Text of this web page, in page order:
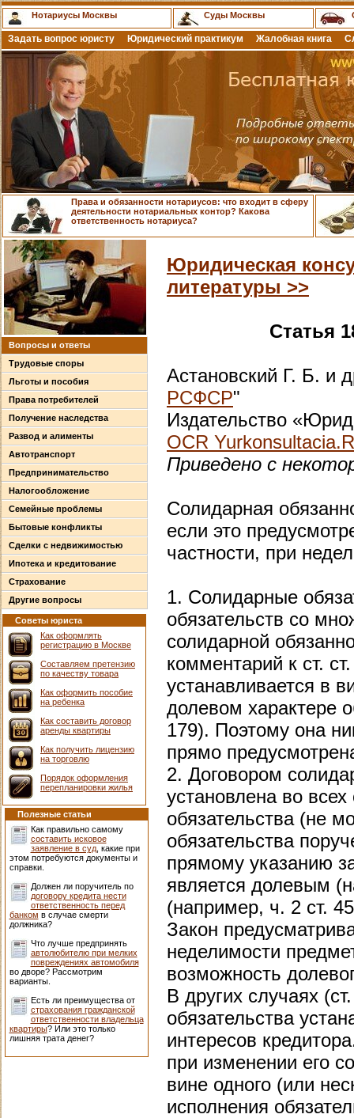
Нотариусы Москвы Суды Москвы
Задать вопрос юристу Юридический практикум Жалобная книга
Права и обязанности нотариусов: что входит в сферу
деятельности нотариальных контор? Какова
ответственность нотариуса?
Вопросы и ответы
Трудовые споры
Льготы и пособия
Права потребителей
Получение наследства
Развод и алименты
Автотранспорт
Предпринимательство
Налогообложение
Семейные проблемы
Бытовые конфликты
Сделки с недвижимостью
Ипотека и кредитование
Страхование
Другие вопросы
Советы юриста
Как оформлять
регистрацию в Москве
Составляем претензию
по качеству товара
Как оформить пособие
на ребенка
Как составить договор
аренды квартиры
Как получить лицензию
на торговлю
Порядок оформления
перепланировки жилья
Полезные статьи
Как правильно самому
составить исковое
заявление в суд, какие при
этом потребуются документы и
справки.
Должен ли поручитель по
договору кредита нести
ответственность перед
банком в случае смерти
должника?
Что лучше предпринять
автолюбителю при мелких
повреждениях автомобиля
во дворе? Рассмотрим
варианты.
Есть ли преимущества от
страхования гражданской
ответственности владельца
квартиры? Или это только
лишняя трата денег?
Юридическая
литературы >>
Статья
Астановский Г. Б. и
РСФСР"
Издательство
OCR
Приведено с
Солидарная
если это
частности, при
1. Солидарные
обязательств со
солидарной
комментарий к ст.
устанавливается в
долевом характере
179). Поэтому она
прямо
2. Договором
установлена во
обязательства (не
обязательства
прямому указанию
является долевым
(например, ч. 2 ст.
Закон
неделимости
возможность
В других случаях
обязательства
интересов
при изменении его
вине одного (или
исполнения